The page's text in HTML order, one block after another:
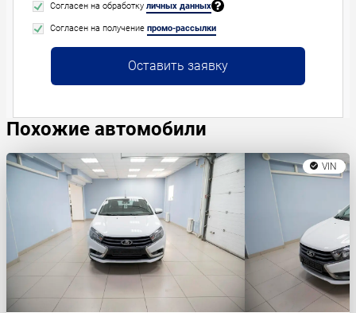
Согласен на обработку личных данных
Согласен на получение промо-рассылки
Оставить заявку
Похожие автомобили
VIN